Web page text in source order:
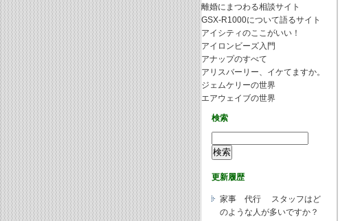
離婚にまつわる相談サイト
GSX-R1000について語るサイト
アイシティのここがいい！
アイロンビーズ入門
アナップのすべて
アリスバーリー、イケてますか。
ジェムケリーの世界
エアウェイブの世界
検索
更新履歴
家事 代行 スタッフはど
のような人が多いですか？